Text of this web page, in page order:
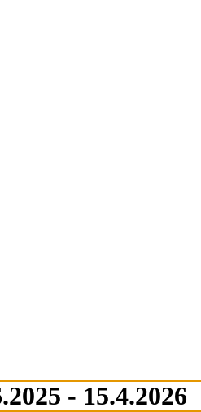
- 15.4.2026